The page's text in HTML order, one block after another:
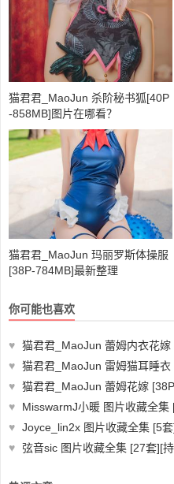
猫君君_MaoJun 杀阶秘书狐[40P
-858MB]图片在哪看？
猫君君_MaoJun 玛丽罗斯体操服
[38P-784MB]最新整理
你可能也喜欢
♥ 猫君君_MaoJun 蕾姆内衣花嫁
♥ 猫君君_MaoJun 雷姆猫耳睡衣
♥ 猫君君_MaoJun 蕾姆花嫁
♥
MisswarmJ小暖 图片收藏全集
♥ Joyce_lin2x 图片收藏全集 [5
♥ 弦音sic 图片收藏全集 [27套][